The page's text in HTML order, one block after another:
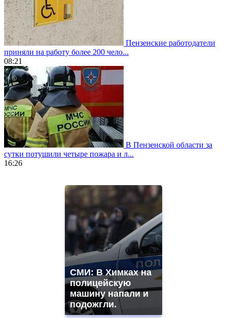
Пензенские работодатели
приняли на работу более 200 чело...
08:21
В Пензенской области за
сутки потушили четыре пожара и л...
16:26
https://gradewatches.to/
СМИ: В Химках на
полицейскую
машину напали и
подожгли.